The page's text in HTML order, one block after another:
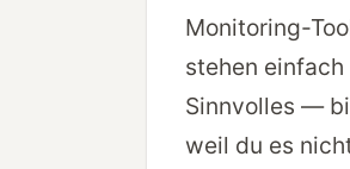
Monitoring-
stehen
Sinnvolles —
weil du es